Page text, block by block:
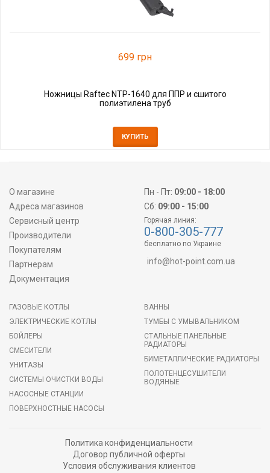
699 грн
Ножницы Raftec NTP-1640 для ППР и сшитого
полиэтилена труб
КУПИТЬ
О магазине
Адреса магазинов
Сервисный центр
Производители
Покупателям
Партнерам
Документация
Пн - Пт: 09:00 - 18:00
Сб: 09:00 - 15:00
Горячая линия:
0-800-305-777
бесплатно по Украине
info@hot-point.com.ua
ГАЗОВЫЕ КОТЛЫ
ЭЛЕКТРИЧЕСКИЕ КОТЛЫ
БОЙЛЕРЫ
СМЕСИТЕЛИ
УНИТАЗЫ
СИСТЕМЫ ОЧИСТКИ ВОДЫ
НАСОСНЫЕ СТАНЦИИ
ПОВЕРХНОСТНЫЕ НАСОСЫ
ВАННЫ
ТУМБЫ С УМЫВАЛЬНИКОМ
СТАЛЬНЫЕ ПАНЕЛЬНЫЕ
РАДИАТОРЫ
БИМЕТАЛЛИЧЕСКИЕ РАДИАТОРЫ
ПОЛОТЕНЦЕСУШИТЕЛИ
ВОДЯНЫЕ
Политика конфиденциальности
Договор публичной оферты
Условия обслуживания клиентов